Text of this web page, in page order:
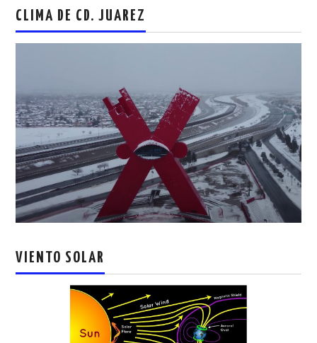
CLIMA DE CD. JUAREZ
VIENTO SOLAR